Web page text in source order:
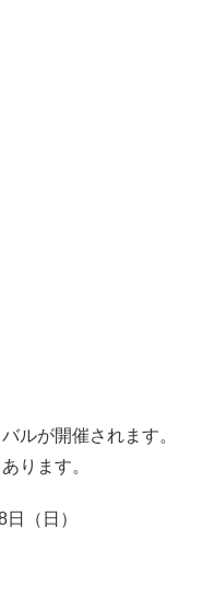
ルが開催されます。
ります。
（日）